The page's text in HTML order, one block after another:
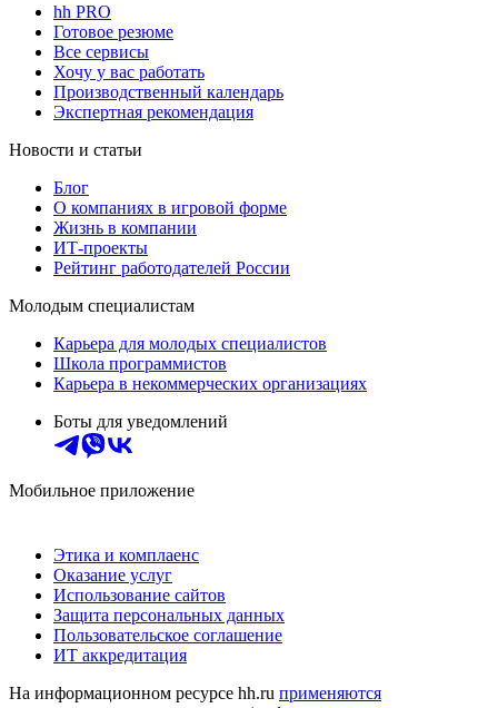
hh PRO
Готовое резюме
Все сервисы
Хочу у вас работать
Производственный календарь
Экспертная рекомендация
Новости и статьи
Блог
О компаниях в игровой форме
Жизнь в компании
ИТ-проекты
Рейтинг работодателей России
Молодым специалистам
Карьера для молодых специалистов
Школа программистов
Карьера в некоммерческих организациях
Боты для уведомлений
Мобильное приложение
Этика и комплаенс
Оказание услуг
Использование сайтов
Защита персональных данных
Пользовательское соглашение
ИТ аккредитация
На информационном ресурсе hh.ru применяются